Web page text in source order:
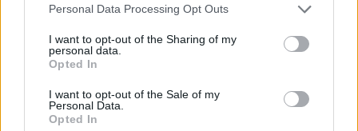
Please note that this website/app uses one or more Google
not limited to your visit or usage behaviour. You may click to
grant or deny consent to Google and its third-party tags to
use your data for below specified purposes in below Google
consent section.
Personal Data Processing Opt Outs
I want to opt-out of the Sharing of my
personal data.
Opted In
I want to opt-out of the Sale of my
Personal Data.
Opted In
Milyen lehetőség adott a múlt titkainak feltárására?
Az épített örökség megőrzése és megértése a múlt iránti
tisztelet kifejezése, és lehetőség arra, hogy új
összefüggéseket állítsunk fel történelmünkről. Az
évszázadokkal ezelőtt felhúzott épületek rejtett kincsei